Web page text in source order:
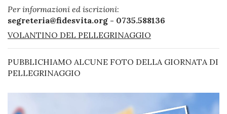
Per informazioni ed iscrizioni:
segreteria@fidesvita.org - 0735.588136
VOLANTINO DEL PELLEGRINAGGIO
PUBBLICHIAMO ALCUNE FOTO DELLA GIORNATA DI
PELLEGRINAGGIO